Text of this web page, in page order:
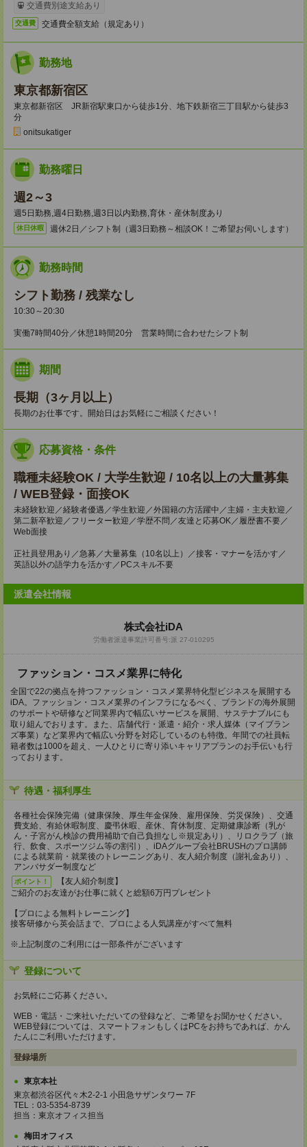
交通費別途支給あり
交通費 交通費全額支給（規定あり）
勤務地
東京都新宿区
東京都新宿区 JR新宿駅東口から徒歩1分、地下鉄新宿三丁目駅から徒歩3
分
onitsukatiger
勤務曜日
週2～3
週5日勤務,週4日勤務,週3日以内勤務,育休・産休制度あり
休日休暇 週休2日／シフト制（週3日勤務～相談OK！ご希望お伺いします）
勤務時間
シフト勤務 / 残業なし
10:30～20:30
実働7時間40分／休憩1時間20分 営業時間に合わせたシフト制
期間
長期（3ヶ月以上）
長期のお仕事です。開始日はお気軽にご相談ください！
応募資格・条件
職種未経験OK / 大学生歓迎 / 10名以上の大量募集
/ WEB登録・面接OK
未経験歓迎／経験者優遇／学生歓迎／外国籍の方活躍中／主婦・主夫歓迎／
第二新卒歓迎／フリーター歓迎／学歴不問／友達と応募OK／履歴書不要／
Web面接
正社員登用あり／急募／大量募集（10名以上）／接客・マナーを活かす／
英語以外の語学力を活かす／PCスキル不要
派遣会社情報
株式会社iDA
労働者派遣事業許可番号:派 27-010295
ファッション・コスメ業界に特化
全国で22の拠点を持つファッション・コスメ業界特化型ビジネスを展開する
iDA。ファッション・コスメ業界のインフラになるべく、ブランドの海外展開
のサポートや研修など同業界内で幅広いサービスを展開、サステナブルにも
取り組んでおります。また、店舗代行・派遣・紹介・求人媒体（マイブラン
ズ事業）など業界内で幅広い分野を対応しているのも特徴。年間での社員転
籍者数は1000を超え、一人ひとりに寄り添いキャリアプランのお手伝いも行
っております。
待遇・福利厚生
各種社会保険完備（健康保険、厚生年金保険、雇用保険、労災保険）、交通
費支給、有給休暇制度、慶弔休暇、産休、育休制度、定期健康診断（乳が
ん・子宮がん検診の費用補助で自己負担なし※規定あり）、リロクラブ（旅
行、飲食、スポーツジム等の割引）、iDAグループ会社BRUSHのプロ講師
による就業前・就業後のトレーニングあり、友人紹介制度（謝礼金あり）、
アンバサダー制度など
ポイント！
【友人紹介制度】
ご紹介のお友達がお仕事に就くと総額6万円プレゼント
【プロによる無料トレーニング】
接客研修から英会話まで、プロによる人気講座がすべて無料
※上記制度のご利用には一部条件がございます
登録について
お気軽にご応募ください。
WEB・電話・ご来社いただいての登録など、ご希望をお聞かせください。
WEB登録については、スマートフォンもしくはPCをお持ちであれば、かん
たんにご利用いただけます。
登録場所
東京本社
東京都渋谷区代々木2-2-1 小田急サザンタワー 7F
TEL：03-5354-8739
担当：東京オフィス担当
梅田オフィス